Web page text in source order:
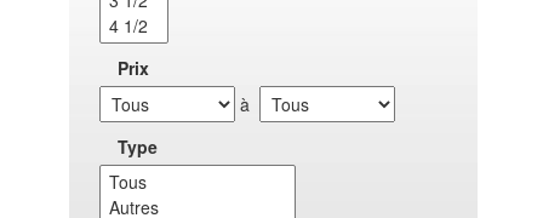
Prix
à
Type